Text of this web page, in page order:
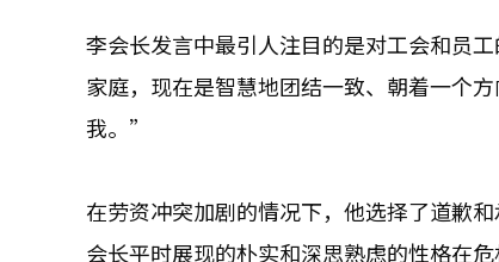
李会长发言中最引人注目的是对工会和员
家庭，现在是智慧地团结一致、朝着一个
我。”
在劳资冲突加剧的情况下，他选择了道歉
会长平时展现的朴实和深思熟虑的性格在危